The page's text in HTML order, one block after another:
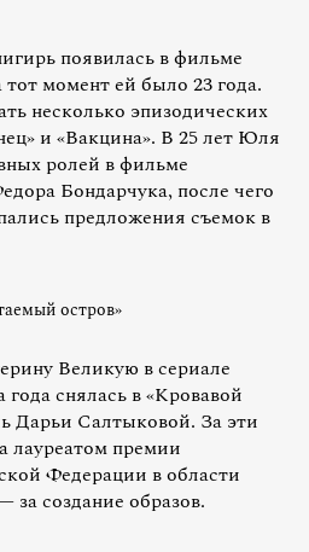
появилась в фильме
момент ей было 23 года.
несколько эпизодических
и «Вакцина». В 25 лет Юля
ролей в фильме
Бондарчука, после чего
предложения съемок в
остров»
Великую в сериале
года снялась в «Кровавой
Дарьи Салтыковой. За эти
лауреатом премии
Федерации в области
за создание образов.